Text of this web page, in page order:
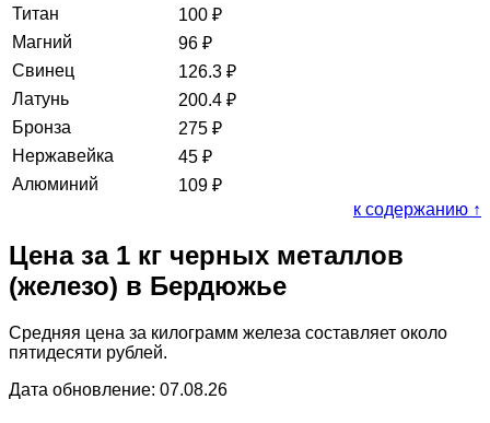
Титан
100 ₽
Магний
96 ₽
Свинец
126.3 ₽
Латунь
200.4 ₽
Бронза
275 ₽
Нержавейка
45 ₽
Алюминий
109 ₽
к содержанию ↑
Цена за 1 кг черных металлов
(железо) в Бердюжье
Средняя цена за килограмм железа составляет около
пятидесяти рублей.
Дата обновление: 07.08.26